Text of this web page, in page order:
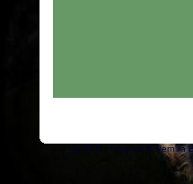
(c) 2011,